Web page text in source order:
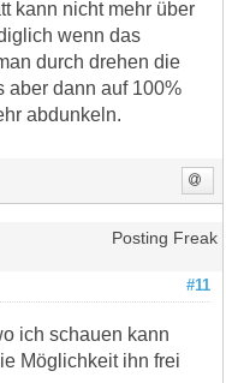
kann nicht mehr über
wenn das
durch drehen die
aber dann auf 100%
abdunkeln.
Posting Freak
#11
ich schauen kann
Möglichkeit ihn frei